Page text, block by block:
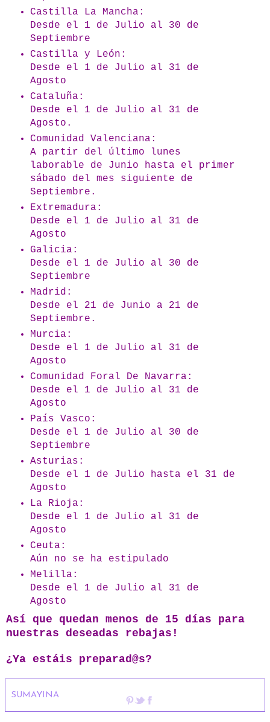
Castilla La Mancha:
Desde el 1 de Julio al 30 de
Septiembre
Castilla y León:
Desde el 1 de Julio al 31 de
Agosto
Cataluña:
Desde el 1 de Julio al 31 de
Agosto.
Comunidad Valenciana:
A partir del último lunes
laborable de Junio hasta el primer
sábado del mes siguiente de
Septiembre.
Extremadura:
Desde el 1 de Julio al 31 de
Agosto
Galicia:
Desde el 1 de Julio al 30 de
Septiembre
Madrid:
Desde el 21 de Junio a 21 de
Septiembre.
Murcia:
Desde el 1 de Julio al 31 de
Agosto
Comunidad Foral De Navarra:
Desde el 1 de Julio al 31 de
Agosto
País Vasco:
Desde el 1 de Julio al 30 de
Septiembre
Asturias:
Desde el 1 de Julio hasta el 31 de
Agosto
La Rioja:
Desde el 1 de Julio al 31 de
Agosto
Ceuta:
Aún no se ha estipulado
Melilla:
Desde el 1 de Julio al 31 de
Agosto
Así que quedan menos de 15 días para
nuestras deseadas rebajas!
¿Ya estáis preparad@s?
SUMAYINA